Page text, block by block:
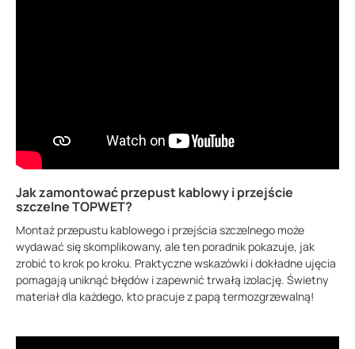
Jak zamontować przepust kablowy i przejście
szczelne TOPWET?
Montaż przepustu kablowego i przejścia szczelnego może
wydawać się skomplikowany, ale ten poradnik pokazuje, jak
zrobić to krok po kroku. Praktyczne wskazówki i dokładne ujęcia
pomagają uniknąć błędów i zapewnić trwałą izolację. Świetny
materiał dla każdego, kto pracuje z papą termozgrzewalną!